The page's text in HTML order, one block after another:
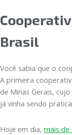
Brasil
Você sabia que o
A primeira
de Minas Gerais,
já vinha sendo
Hoje em dia, mais